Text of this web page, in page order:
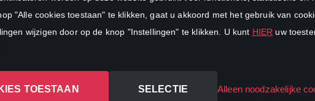
"Alle cookies toestaan" te klikken, gaat u akkoord met het gebruik van
wijzigen door op de knop "Instellingen" te klikken. U kunt HIER uw
TOESTAAN SELECTIE Alleen noodzakelijke
SBS6
Net5
DreamWorks Channel